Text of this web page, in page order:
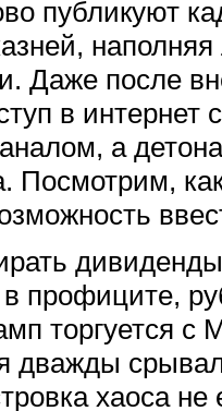
публикуют
Даже после
в интернет
а
Посмотрим,
профиците,
торгуется
дважды
хаоса не